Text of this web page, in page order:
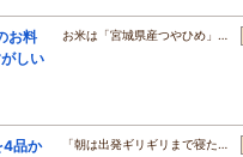
お料
しい
お米は「宮城県産つやひめ」…
4品か
「朝は出発ギリギリまで寝た…